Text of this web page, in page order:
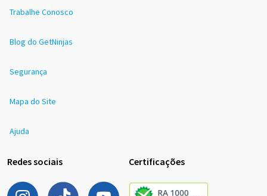
Trabalhe Conosco
Blog do GetNinjas
Segurança
Mapa do Site
Ajuda
Redes sociais Certificações